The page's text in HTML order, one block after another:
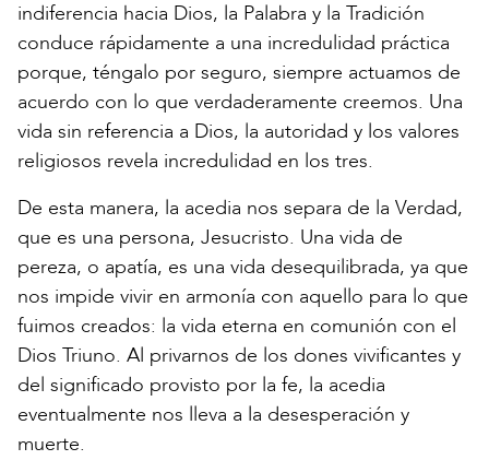
indiferencia hacia Dios, la Palabra y la Tradición
conduce rápidamente a una incredulidad práctica
porque, téngalo por seguro, siempre actuamos de
acuerdo con lo que verdaderamente creemos. Una
vida sin referencia a Dios, la autoridad y los valores
religiosos revela incredulidad en los tres.
De esta manera, la acedia nos separa de la Verdad,
que es una persona, Jesucristo. Una vida de
pereza, o apatía, es una vida desequilibrada, ya que
nos impide vivir en armonía con aquello para lo que
fuimos creados: la vida eterna en comunión con el
Dios Triuno. Al privarnos de los dones vivificantes y
del significado provisto por la fe, la acedia
eventualmente nos lleva a la desesperación y
muerte.